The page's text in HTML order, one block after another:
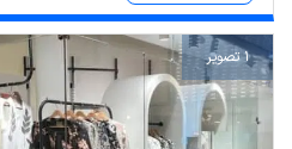
1 تصویر